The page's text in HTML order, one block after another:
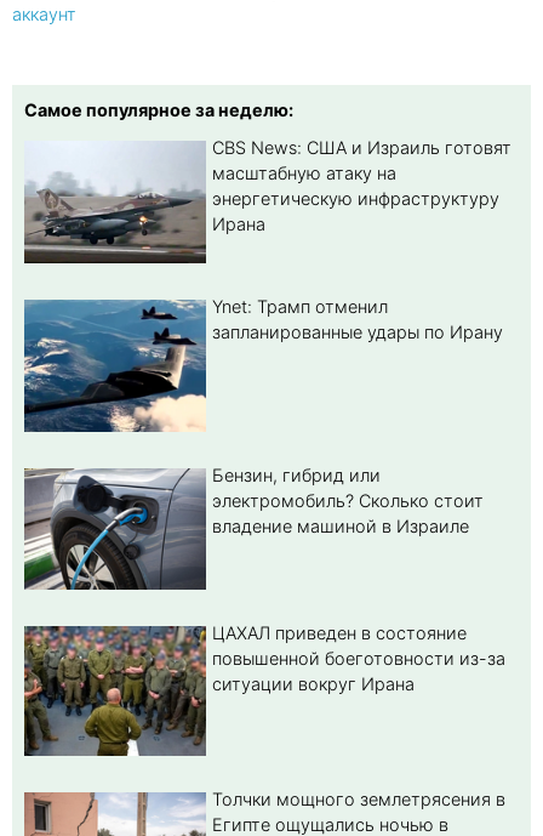
аккаунт
Самое популярное за неделю:
CBS News: США и Израиль готовят
масштабную атаку на
энергетическую инфраструктуру
Ирана
Ynet: Трамп отменил
запланированные удары по Ирану
Бензин, гибрид или
электромобиль? Cколько стоит
владение машиной в Израиле
ЦАХАЛ приведен в состояние
повышенной боеготовности из-за
ситуации вокруг Ирана
Толчки мощного землетрясения в
Египте ощущались ночью в